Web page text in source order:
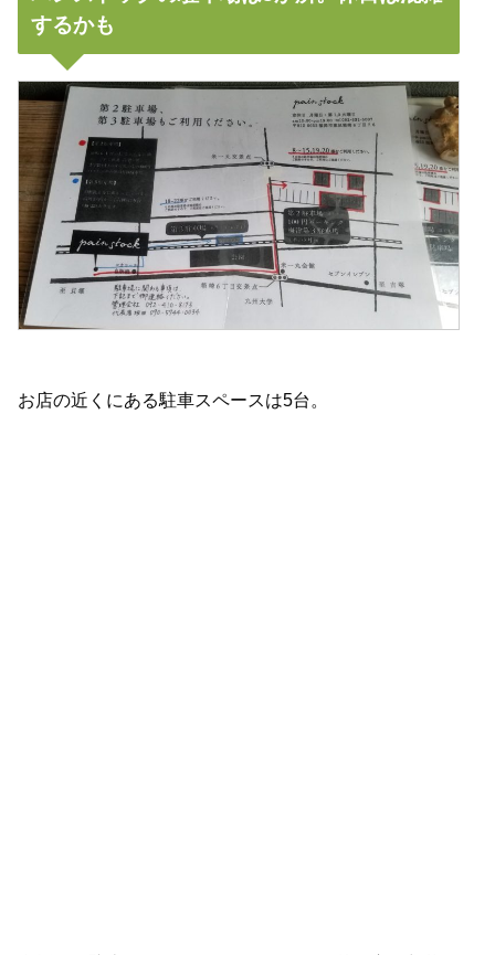
するかも
お店の近くにある駐車スペースは5台。